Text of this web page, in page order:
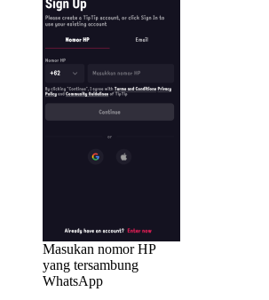
Masukan nomor HP
yang tersambung
WhatsApp